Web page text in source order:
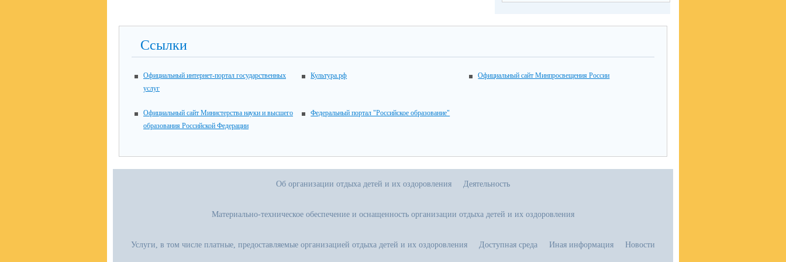
Ссылки
Официальный интернет-портал государственных
услуг
Культура.рф Официальный сайт Минпросвещения России
Официальный сайт Министерства науки и высшего
образования Российской Федерации
Федеральный портал "Российское образование"
Об организации отдыха детей и их оздоровления Деятельность
Материально-техническое обеспечение и оснащенность организации отдыха детей и их оздоровления
Услуги, в том числе платные, предоставляемые организацией отдыха детей и их оздоровления Доступная среда Иная информация Новости